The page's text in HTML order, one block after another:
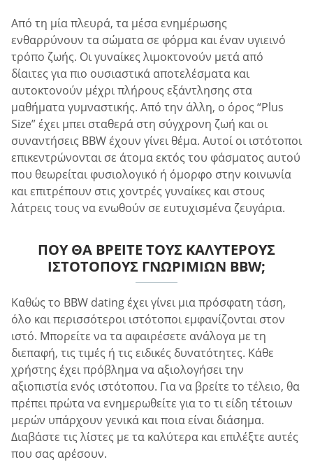
Από τη μία πλευρά, τα μέσα ενημέρωσης
ενθαρρύνουν τα σώματα σε φόρμα και έναν υγιεινό
τρόπο ζωής. Οι γυναίκες λιμοκτονούν μετά από
δίαιτες για πιο ουσιαστικά αποτελέσματα και
αυτοκτονούν μέχρι πλήρους εξάντλησης στα
μαθήματα γυμναστικής. Από την άλλη, ο όρος “Plus
Size” έχει μπει σταθερά στη σύγχρονη ζωή και οι
συναντήσεις BBW έχουν γίνει θέμα. Αυτοί οι ιστότοποι
επικεντρώνονται σε άτομα εκτός του φάσματος αυτού
που θεωρείται φυσιολογικό ή όμορφο στην κοινωνία
και επιτρέπουν στις χοντρές γυναίκες και στους
λάτρεις τους να ενωθούν σε ευτυχισμένα ζευγάρια.
ΠΟΎ ΘΑ ΒΡΕΊΤΕ ΤΟΥΣ ΚΑΛΎΤΕΡΟΥΣ
ΙΣΤΌΤΟΠΟΥΣ ΓΝΩΡΙΜΙΏΝ BBW;
Καθώς το BBW dating έχει γίνει μια πρόσφατη τάση,
όλο και περισσότεροι ιστότοποι εμφανίζονται στον
ιστό. Μπορείτε να τα αφαιρέσετε ανάλογα με τη
διεπαφή, τις τιμές ή τις ειδικές δυνατότητες. Κάθε
χρήστης έχει πρόβλημα να αξιολογήσει την
αξιοπιστία ενός ιστότοπου. Για να βρείτε το τέλειο, θα
πρέπει πρώτα να ενημερωθείτε για το τι είδη τέτοιων
μερών υπάρχουν γενικά και ποια είναι διάσημα.
Διαβάστε τις λίστες με τα καλύτερα και επιλέξτε αυτές
που σας αρέσουν.